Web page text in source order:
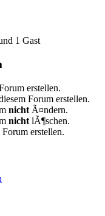
1 Gast
erstellen.
Forum erstellen.
nicht Ã¤ndern.
nicht lÃ¶schen.
erstellen.